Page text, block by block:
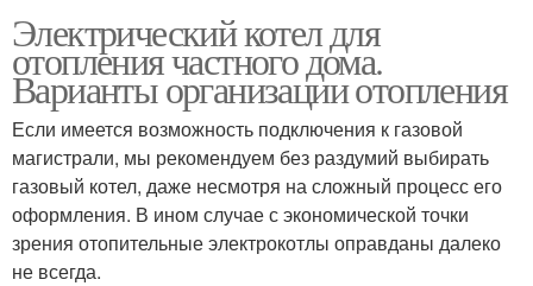
Электрический котел для
отопления частного дома.
Варианты организации отопления
Если имеется возможность подключения к газовой
магистрали, мы рекомендуем без раздумий выбирать
газовый котел, даже несмотря на сложный процесс его
оформления. В ином случае с экономической точки
зрения отопительные электрокотлы оправданы далеко
не всегда.